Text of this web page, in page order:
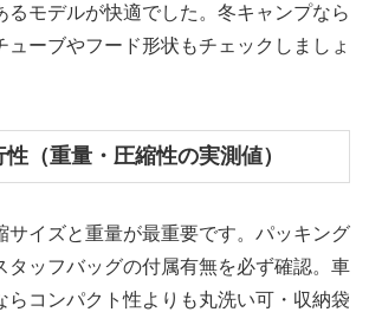
るモデルが快適でした。冬キャンプなら
ューブやフード形状もチェックしましょ
（重量・圧縮性の実測値）
サイズと重量が最重要です。パッキング
タッフバッグの付属有無を必ず確認。車
らコンパクト性よりも丸洗い可・収納袋